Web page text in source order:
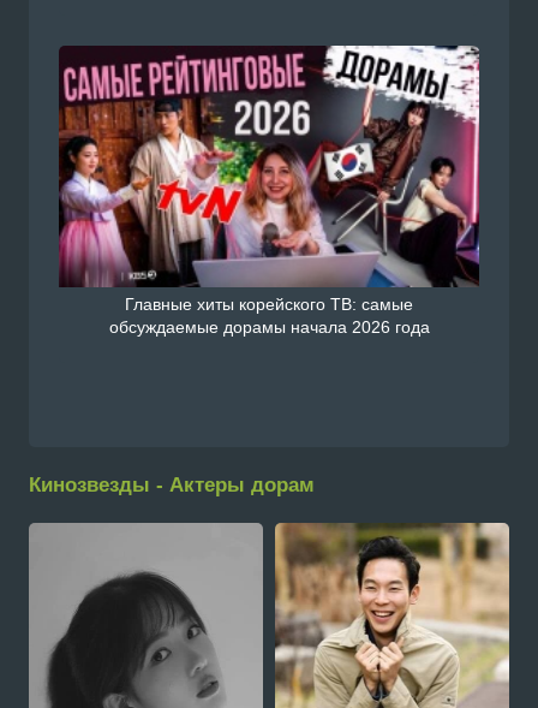
Главные хиты корейского ТВ: самые
обсуждаемые дорамы начала 2026 года
Кинозвезды - Актеры дорам